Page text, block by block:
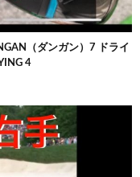
（ダンガン）7 ドライ
4